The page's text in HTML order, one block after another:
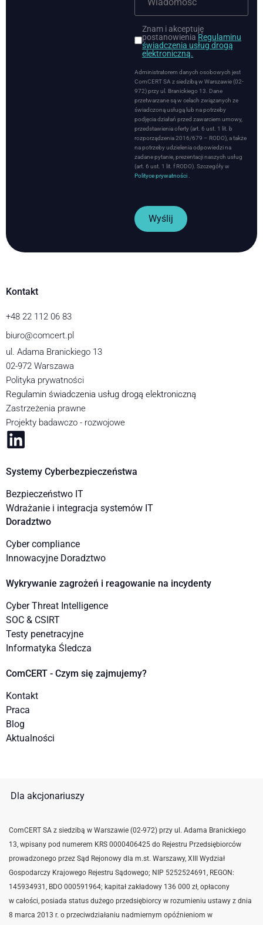
Znam i akceptuję
postanowienia Regulaminu
świadczenia usług drogą
elektroniczną.
Administratorem danych osobowych jest
ComCERT SA z siedzibą w Warszawie (02-
972) przy ul. Branickiego 13. Dane
przetwarzane są w celach związanych ze
świadczoną usługą lub na potrzeby
podjęcia działań przed zawarciem umowy,
przedstawienia oferty (art. 6 ust. 1 lit. b
rozporządzenia 2016/679 – RODO), a także
na potrzeby udzielenia odpowiedzi na
zadane pytanie, prezentacji naszych usług
(art. 6 ust. 1 lit. f RODO). Szczegóły w
Polityce prywatności
Wyślij
Kontakt
+48 22 112 06 83
biuro@comcert.pl
ul. Adama Branickiego 13
02-972 Warszawa
Polityka prywatności
Regulamin świadczenia usług drogą elektroniczną
Zastrzeżenia prawne
Projekty badawczo - rozwojowe
Systemy Cyberbezpieczeństwa
Bezpieczeństwo IT
Wdrażanie i integracja systemów IT
Doradztwo
Cyber compliance
Innowacyjne Doradztwo
Wykrywanie zagrożeń i reagowanie na incydenty
Cyber Threat Intelligence
SOC & CSIRT
Testy penetracyjne
Informatyka Śledcza
ComCERT - Czym się zajmujemy?
Kontakt
Praca
Blog
Aktualności
Dla akcjonariuszy
ComCERT SA z siedzibą w Warszawie (02-972) przy ul. Adama Branickiego
13, wpisany pod numerem KRS 0000406425 do Rejestru Przedsiębiorców
prowadzonego przez Sąd Rejonowy dla m.st. Warszawy, XIII Wydział
Gospodarczy Krajowego Rejestru Sądowego; NIP 5252524691, REGON:
145934931, BDO 000591964; kapitał zakładowy 136 000 zł, opłacony
w całości, posiada status dużego przedsiębiorcy w rozumieniu ustawy z dnia
8 marca 2013 r. o przeciwdziałaniu nadmiernym opóźnieniom w